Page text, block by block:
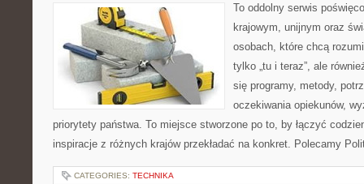
To oddolny serwis
krajowym, unijnym oraz
osobach, które chcą
tylko „tu i teraz”, ale
się programy, metody,
oczekiwania opiekunów,
priorytety państwa. To miejsce stworzone po to, by łączyć
inspiracje z różnych krajów przekładać na konkret. Polecamy
CATEGORIES: TECHNIKA